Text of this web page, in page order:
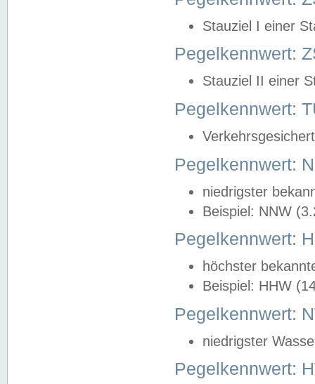
Stauziel I einer
Pegelkennwert:
Stauziel II einer
Pegelkennwert:
Pegelkennwert:
niedrigster
Beispiel: NNW
Pegelkennwert:
höchster
Beispiel: HHW
Pegelkennwert:
niedrigster
Pegelkennwert: